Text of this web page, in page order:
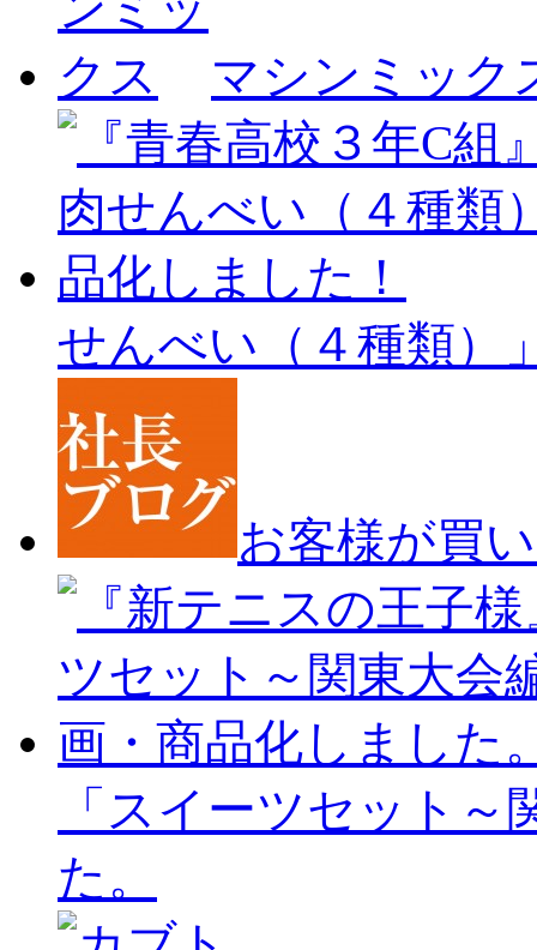
マシンミック
せんべい（４種類）
お客様が買
「スイーツセット
た。